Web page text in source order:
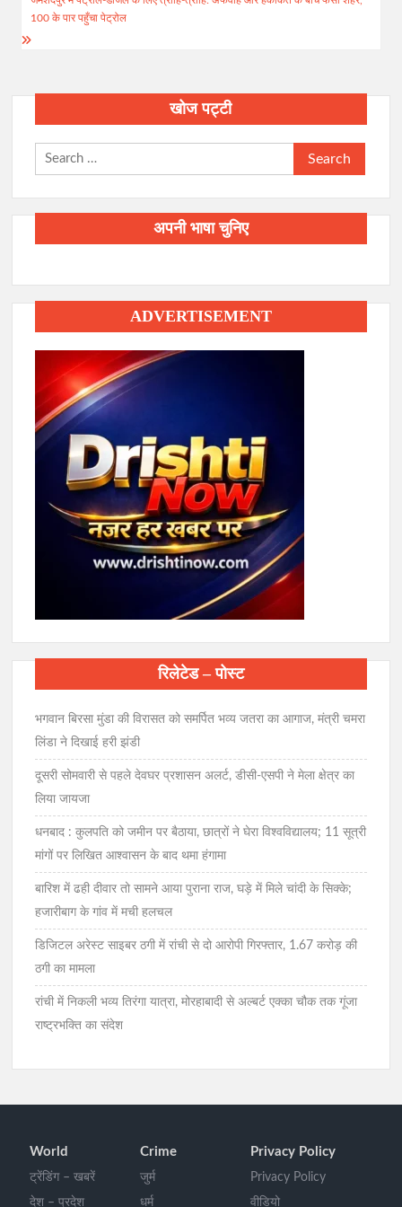
100 के पार पहुँचा पेट्रोल
खोज पट्टी
Search
for:
अपनी भाषा चुनिए
ADVERTISEMENT
रिलेटेड – पोस्ट
भगवान बिरसा मुंडा की विरासत को समर्पित भव्य जतरा का आगाज, मंत्री चमरा
लिंडा ने दिखाई हरी झंडी
दूसरी सोमवारी से पहले देवघर प्रशासन अलर्ट, डीसी-एसपी ने मेला क्षेत्र का
लिया जायजा
धनबाद : कुलपति को जमीन पर बैठाया, छात्रों ने घेरा विश्वविद्यालय; 11 सूत्री
मांगों पर लिखित आश्वासन के बाद थमा हंगामा
बारिश में ढही दीवार तो सामने आया पुराना राज, घड़े में मिले चांदी के सिक्के;
हजारीबाग के गांव में मची हलचल
डिजिटल अरेस्ट साइबर ठगी में रांची से दो आरोपी गिरफ्तार, 1.67 करोड़ की
ठगी का मामला
रांची में निकली भव्य तिरंगा यात्रा, मोरहाबादी से अल्बर्ट एक्का चौक तक गूंजा
राष्ट्रभक्ति का संदेश
World
ट्रेंडिंग – खबरें
देश – प्रदेश
Crime
जुर्म
धर्म
Privacy Policy
Privacy Policy
वीडियो